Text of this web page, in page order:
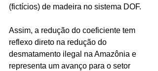
(fictícios) de madeira no sistema DOF.
Assim, a redução do coeficiente tem
reflexo direto na redução do
desmatamento ilegal na Amazônia e
representa um avanço para o setor